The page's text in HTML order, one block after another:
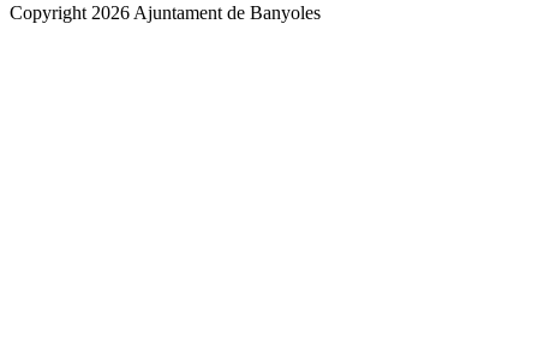
Copyright 2026 Ajuntament de Banyoles